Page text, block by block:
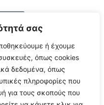
σας
ή έχουμε
όπως cookies
δεδομένα, όπως
πληροφορίες που
για τους σκοπούς που